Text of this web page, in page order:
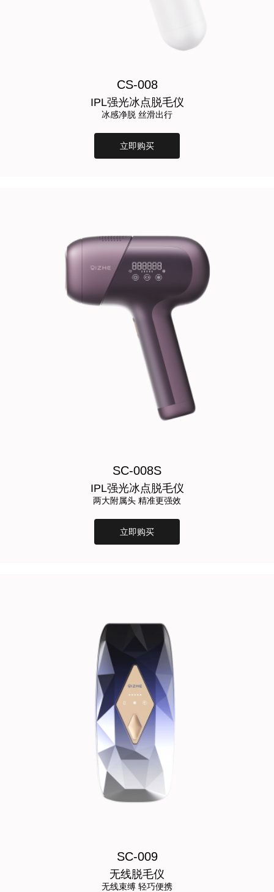
CS-008
IPL强光冰点脱毛仪
冰感净脱 丝滑出行
立即购买
SC-008S
IPL强光冰点脱毛仪
两大附属头 精准更强效
立即购买
SC-009
无线脱毛仪
无线束缚 轻巧便携